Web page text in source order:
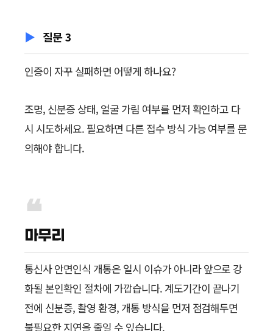
질문 3
인증이 자꾸 실패하면 어떻게 하나요?
조명, 신분증 상태, 얼굴 가림 여부를 먼저 확인하고 다
시 시도하세요. 필요하면 다른 접수 방식 가능 여부를 문
의해야 합니다.
마무리
통신사 안면인식 개통은 일시 이슈가 아니라 앞으로 강
화될 본인확인 절차에 가깝습니다. 계도기간이 끝나기
전에 신분증, 촬영 환경, 개통 방식을 먼저 점검해두면
불필요한 지연을 줄일 수 있습니다.